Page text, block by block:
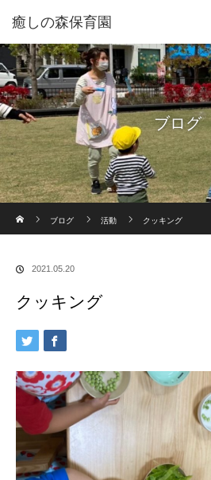
癒しの森保育園
ブログ
ブログ
活動 クッキング
2021.05.20
クッキング